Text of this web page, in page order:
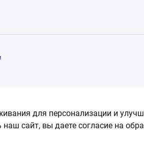
для персонализации и
сайт, вы даете согласие на